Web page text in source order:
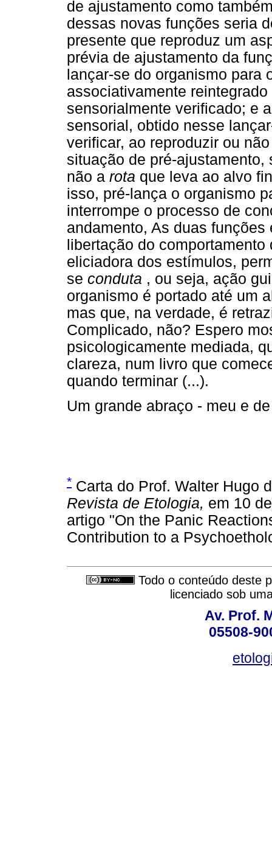
de ajustamento como
dessas novas funções seria
presente que reproduz um
prévia de ajustamento da
lançar-se do organismo para
associativamente
sensorialmente verificado; e
sensorial, obtido nesse
verificar, ao reproduzir ou
situação de pré-
não a rota que leva ao alvo
isso, pré-lança o organismo
interrompe o processo de
andamento, As duas
libertação do
eliciadora dos estímulos,
se conduta , ou seja, ação
organismo é portado até um
mas que, na verdade, é
Complicado, não? Espero
psicologicamente mediada,
clareza, num livro que
quando terminar (...).
Um grande abraço - meu e
* Carta do Prof. Walter Hugo
Revista de Etologia, em 10
artigo "On the Panic
Contribution to a
Todo o conteúdo deste
licenciado sob
Av. Prof.
05508-